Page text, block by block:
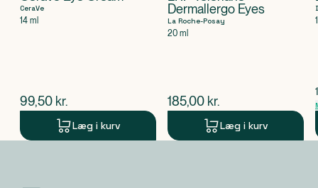
CeraVe
14 ml
$nuværende pris
99,50 kr.
Læg i kurv
Dermallergo Eyes
La Roche-Posay
20 ml
$nuværende pris
185,00 kr.
Læg i kurv